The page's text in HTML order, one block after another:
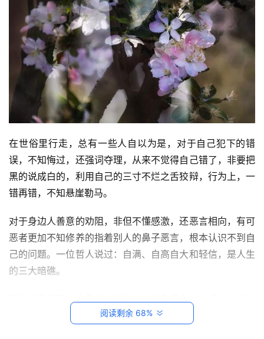
在世俗里行走，总有一些人自以为是，对于自己犯下的错
误，不知悔过，还强词夺理，从来不觉得自己错了，非要把
黑的说成白的，利用自己的三寸不烂之舌狡辩，行为上，一
错再错，不知悬崖勒马。
对于身边人善意的劝阻，非但不懂感激，还恶言相向，有可
恶者更加不知修养的指着别人的鼻子恶言，根本认识不到自
己的问题。一位哲人说过：自满、自高自大和轻信，是人生
的三大暗礁。
所以当我们用一个手指，指向他人挑剔责备的时候，你想过
没有，还有三个手指正在指向自己呢？有一句话叫：越是无
阅读剩余 68%